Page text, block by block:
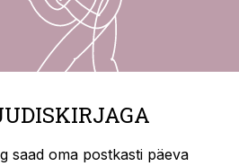
saad oma postkasti päeva